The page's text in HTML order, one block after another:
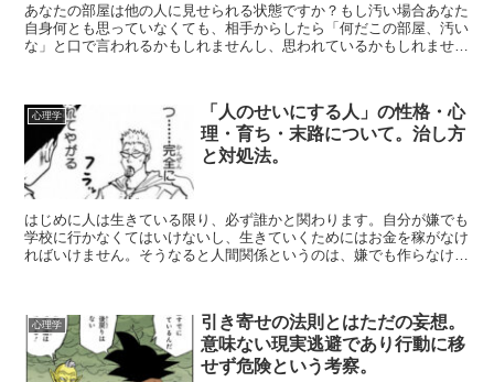
あなたの部屋は他の人に見せられる状態ですか？もし汚い場合あなた
自身何とも思っていなくても、相手からしたら「何だこの部屋、汚い
な」と口で言われるかもしれませんし、思われているかもしれませ
心理学
「人のせいにする人」の性格・心
理・育ち・末路について。治し方
と対処法。
はじめに人は生きている限り、必ず誰かと関わります。自分が嫌でも
学校に行かなくてはいけないし、生きていくためにはお金を稼がなけ
ればいけません。そうなると人間関係というのは、嫌でも作らなけれ
心理学
引き寄せの法則とはただの妄想。
意味ない現実逃避であり行動に移
せず危険という考察。